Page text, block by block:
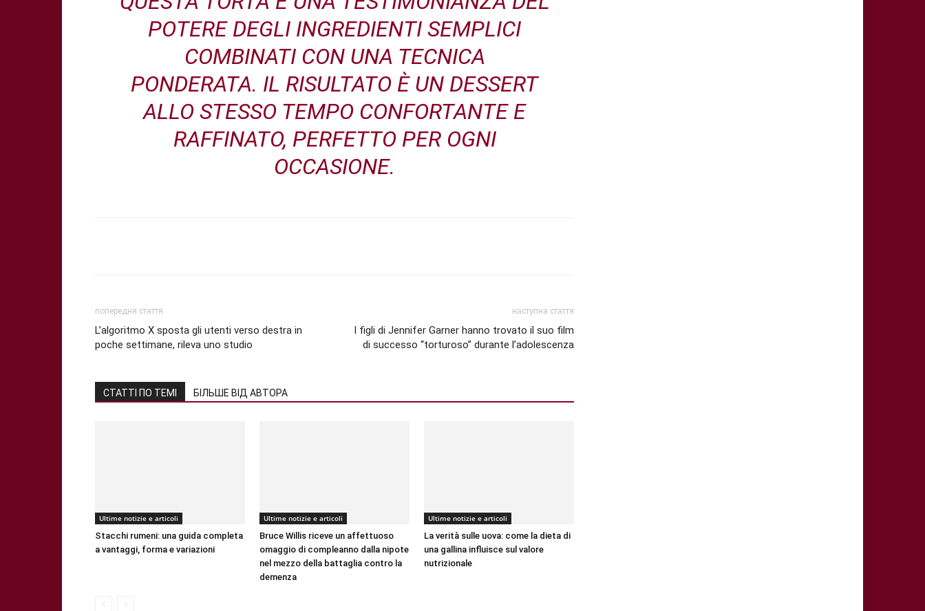
POTERE DEGLI INGREDIENTI SEMPLICI
COMBINATI CON UNA TECNICA
PONDERATA. IL RISULTATO È UN DESSERT
ALLO STESSO TEMPO CONFORTANTE E
RAFFINATO, PERFETTO PER OGNI
OCCASIONE.
попередня стаття
L’algoritmo X sposta gli utenti verso destra in
poche settimane, rileva uno studio
наступна стаття
I figli di Jennifer Garner hanno trovato il suo film
di successo “torturoso” durante l’adolescenza
СТАТТІ ПО ТЕМІ БІЛЬШЕ ВІД АВТОРА
Ultime notizie e articoli
Stacchi rumeni: una guida completa
a vantaggi, forma e variazioni
Ultime notizie e articoli
Bruce Willis riceve un affettuoso
omaggio di compleanno dalla nipote
nel mezzo della battaglia contro la
demenza
Ultime notizie e articoli
La verità sulle uova: come la dieta di
una gallina influisce sul valore
nutrizionale